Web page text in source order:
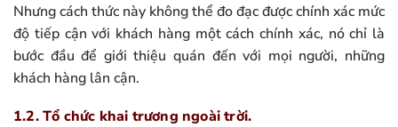
Nhưng cách thức này không thể đo đạc được chính xác mức
độ tiếp cận với khách hàng một cách chính xác, nó chỉ là
bước đầu để giới thiệu quán đến với mọi người, những
khách hàng lân cận.
1.2. Tổ chức khai trương ngoài trời.